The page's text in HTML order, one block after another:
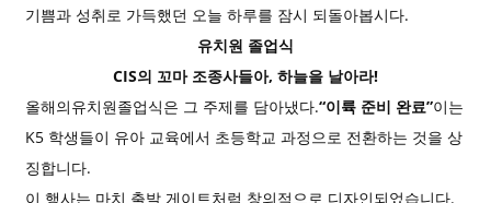
기쁨과 성취로 가득했던 오늘 하루를 잠시 되돌아봅시다.
유치원 졸업식
CIS의 꼬마 조종사들아, 하늘을 날아라!
올해의유치원졸업식은 그 주제를 담아냈다.“이륙 준비 완료”이는
K5 학생들이 유아 교육에서 초등학교 과정으로 전환하는 것을 상
징합니다.
이 행사는 마치 출발 게이트처럼 창의적으로 디자인되었습니다.